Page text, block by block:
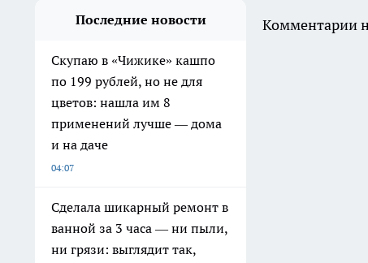
Последние новости
Скупаю в «Чижике» кашпо
по 199 рублей, но не для
цветов: нашла им 8
применений лучше — дома
и на даче
04:07
Сделала шикарный ремонт в
ванной за 3 часа — ни пыли,
ни грязи: выглядит так,
Комментарии